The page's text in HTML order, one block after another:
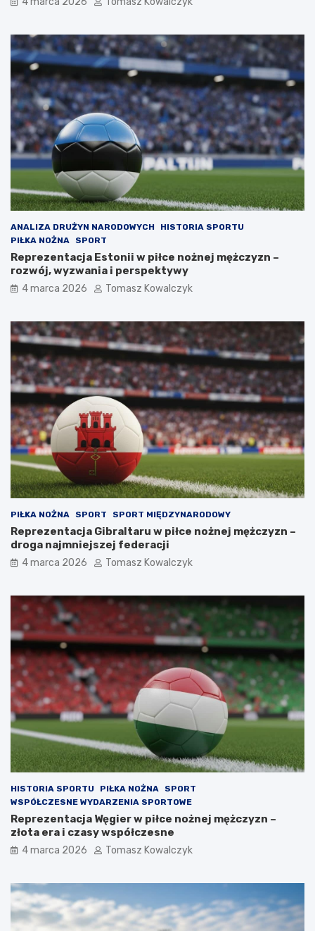
ANALIZA DRUŻYN NARODOWYCH
HISTORIA SPORTU
PIŁKA NOŻNA
SPORT
Reprezentacja Estonii w piłce nożnej mężczyzn –
rozwój, wyzwania i perspektywy
4 marca 2026 Tomasz Kowalczyk
PIŁKA NOŻNA SPORT SPORT MIĘDZYNARODOWY
Reprezentacja Gibraltaru w piłce nożnej mężczyzn –
droga najmniejszej federacji
4 marca 2026 Tomasz Kowalczyk
HISTORIA SPORTU PIŁKA NOŻNA
SPORT
WSPÓŁCZESNE WYDARZENIA SPORTOWE
Reprezentacja Węgier w piłce nożnej mężczyzn –
złota era i czasy współczesne
4 marca 2026 Tomasz Kowalczyk